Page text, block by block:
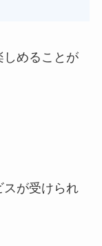
しめることが
スが受けられ